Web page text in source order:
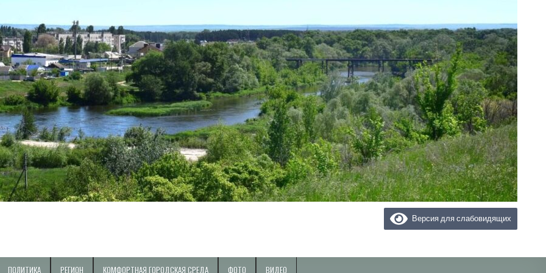
Версия для слабовидящих
ПОЛИТИКА РЕГИОН КОМФОРТНАЯ ГОРОДСКАЯ СРЕДА ФОТО ВИДЕО